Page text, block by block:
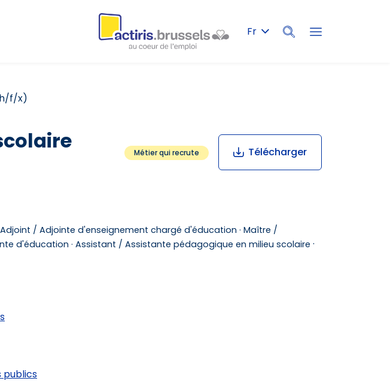
Fr Rechercher
f/x)
Métier qui recrute Télécharger
Adjoint / Adjointe d'enseignement chargé d'éducation · Maître /
d'éducation · Assistant / Assistante pédagogique en milieu scolaire ·
publics